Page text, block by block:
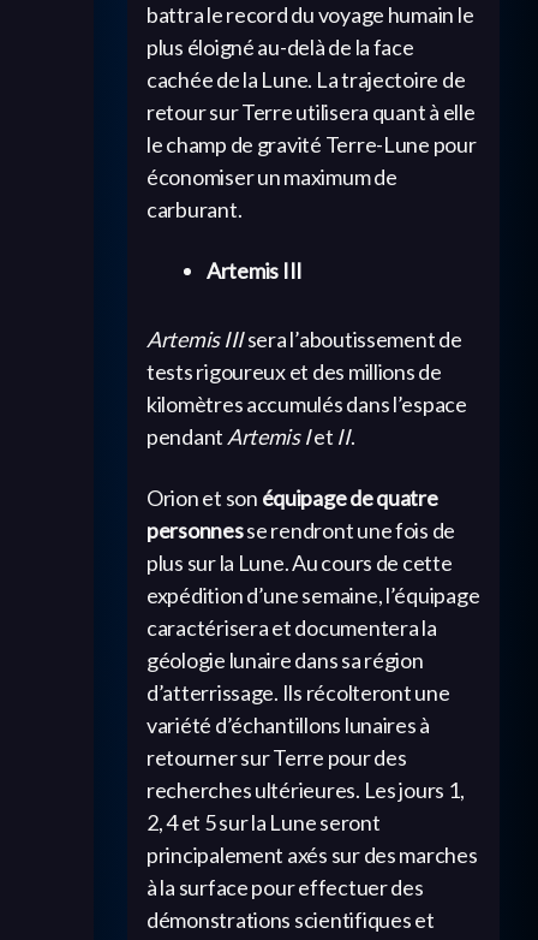
battra le record du voyage humain le
plus éloigné au-delà de la face
cachée de la Lune. La trajectoire de
retour sur Terre utilisera quant à elle
le champ de gravité Terre-Lune pour
économiser un maximum de
carburant.
Artemis III
Artemis IIIsera l’aboutissement de
tests rigoureux et des millions de
kilomètres accumulés dans l’espace
pendant Artemis Iet II.
Orion et son équipage de quatre
personnesse rendront une fois de
plus sur la Lune. Au cours de cette
expédition d’une semaine, l’équipage
caractérisera et documentera la
géologie lunaire dans sa région
d’atterrissage. Ils récolteront une
variété d’échantillons lunaires à
retourner sur Terre pour des
recherches ultérieures. Les jours 1,
2, 4 et 5 sur la Lune seront
principalement axés sur des marches
à la surface pour effectuer des
démonstrations scientifiques et